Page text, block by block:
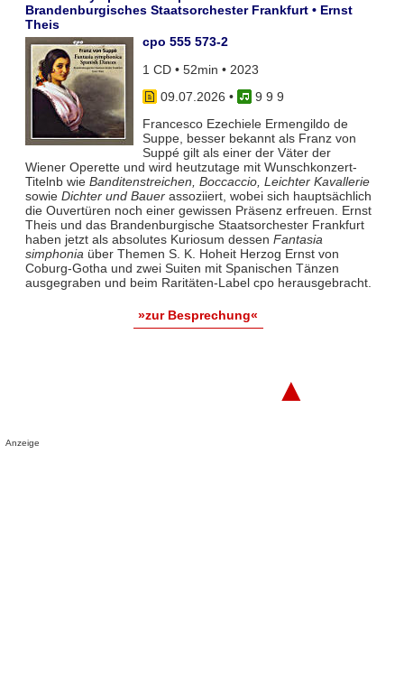
Brandenburgisches Staatsorchester Frankfurt • Ernst
Theis
cpo 555 573-2
1 CD • 52min • 2023
09.07.2026 •
9 9 9
Francesco Ezechiele Ermengildo de
Suppe, besser bekannt als Franz von
Suppé gilt als einer der Väter der
Wiener Operette und wird heutzutage mit Wunschkonzert-
Titelnb wie Banditenstreichen, Boccaccio, Leichter Kavallerie
sowie Dichter und Bauerassoziiert, wobei sich hauptsächlich
die Ouvertüren noch einer gewissen Präsenz erfreuen. Ernst
Theis und das Brandenburgische Staatsorchester Frankfurt
haben jetzt als absolutes Kuriosum dessen Fantasia
simphoniaüber Themen S. K. Hoheit Herzog Ernst von
Coburg-Gotha und zwei Suiten mit Spanischen Tänzen
ausgegraben und beim Raritäten-Label cpo herausgebracht.
»zur Besprechung«
▲
Anzeige